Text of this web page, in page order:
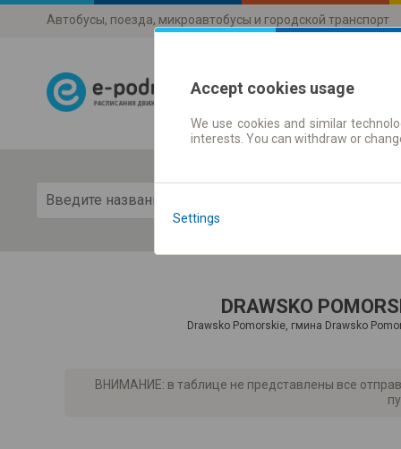
Автобусы, поезда, микроавтобусы и городской транспорт
Расписания
DRAWSKO
Drawsko Pomorskie, гмина Drawsko
ВНИМАНИЕ: в таблице не представлены все
Accept cookies usage
We use cookies and similar
interests. You can withdraw or
Settings